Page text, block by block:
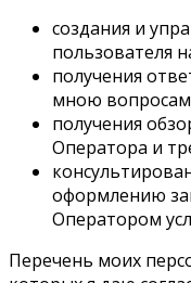
создания и
пользователя
получения
мною
получения
Оператора и
оформлению
Оператором
Перечень моих